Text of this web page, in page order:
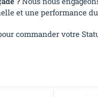
et une performance
commander votre